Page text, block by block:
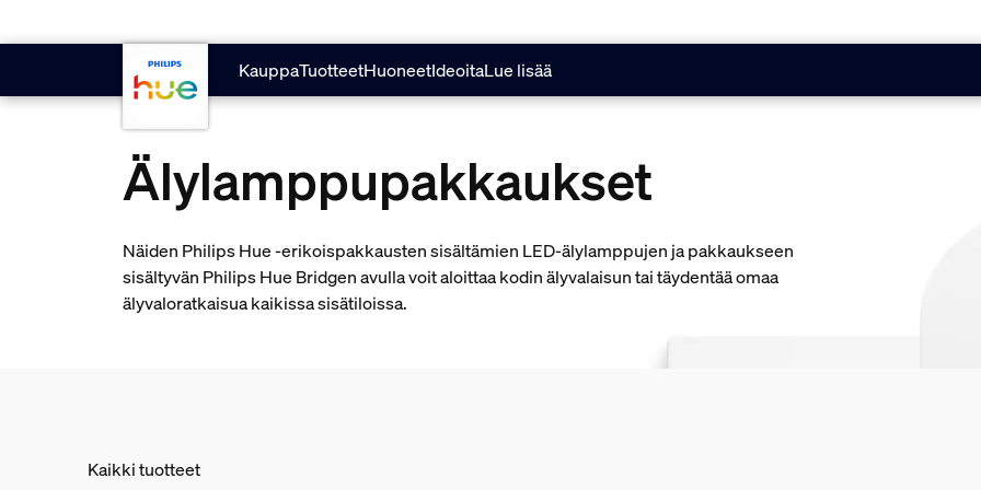
KauppaTuotteetHuoneetIdeoitaLue lisää
Älylamppupakkaukset
Näiden Philips Hue -erikoispakkausten sisältämien LED-älylamppujen ja pakkaukseen
sisältyvän Philips Hue Bridgen avulla voit aloittaa kodin älyvalaisun tai täydentää omaa
älyvaloratkaisua kaikissa sisätiloissa.
Kaikki tuotteet